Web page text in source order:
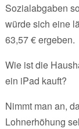
Sozialabgaben
würde sich eine
63,57 € ergeben.
Wie ist die
ein iPad kauft?
Nimmt man an,
Lohnerhöhung